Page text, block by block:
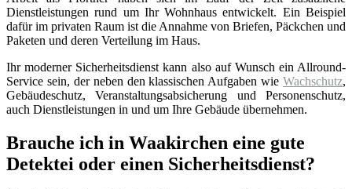
Dienstleistungen rund um Ihr Wohnhaus entwickelt. Ein Beispiel
dafür im privaten Raum ist die Annahme von Briefen, Päckchen und
Paketen und deren Verteilung im Haus.
Ihr moderner Sicherheitsdienst kann also auf Wunsch ein Allround-
Service sein, der neben den klassischen Aufgaben wie Wachschutz,
Gebäudeschutz, Veranstaltungsabsicherung und Personenschutz,
auch Dienstleistungen in und um Ihre Gebäude übernehmen.
Brauche ich in Waakirchen eine gute
Detektei oder einen Sicherheitsdienst?